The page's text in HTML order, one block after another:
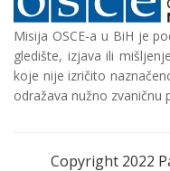
Misija OSCE-a u BiH je
gledište, izjava ili
koje nije izričito
odražava nužno zvaničnu
Copyright 2022